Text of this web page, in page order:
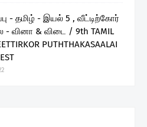
- தமிழ் - இயல் 5 , வீட்டிற்கோர்
- வினா & விடை / 9th TAMIL
PUTHTHAKASAALAI